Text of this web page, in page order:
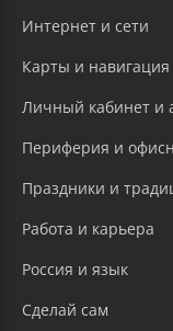
Интернет и сети
Карты и навигация
Личный кабинет и
Периферия и
Праздники и
Работа и карьера
Россия и язык
Сделай сам